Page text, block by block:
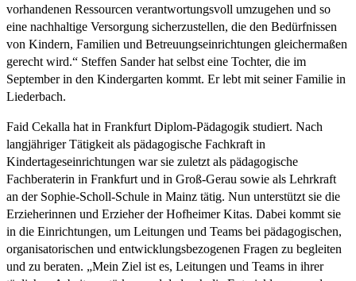
vorhandenen Ressourcen verantwortungsvoll umzugehen und so
eine nachhaltige Versorgung sicherzustellen, die den Bedürfnissen
von Kindern, Familien und Betreuungseinrichtungen gleichermaßen
gerecht wird.“ Steffen Sander hat selbst eine Tochter, die im
September in den Kindergarten kommt. Er lebt mit seiner Familie in
Liederbach.
Faid Cekalla hat in Frankfurt Diplom-Pädagogik studiert. Nach
langjähriger Tätigkeit als pädagogische Fachkraft in
Kindertageseinrichtungen war sie zuletzt als pädagogische
Fachberaterin in Frankfurt und in Groß-Gerau sowie als Lehrkraft
an der Sophie-Scholl-Schule in Mainz tätig. Nun unterstützt sie die
Erzieherinnen und Erzieher der Hofheimer Kitas. Dabei kommt sie
in die Einrichtungen, um Leitungen und Teams bei pädagogischen,
organisatorischen und entwicklungsbezogenen Fragen zu begleiten
und zu beraten. „Mein Ziel ist es, Leitungen und Teams in ihrer